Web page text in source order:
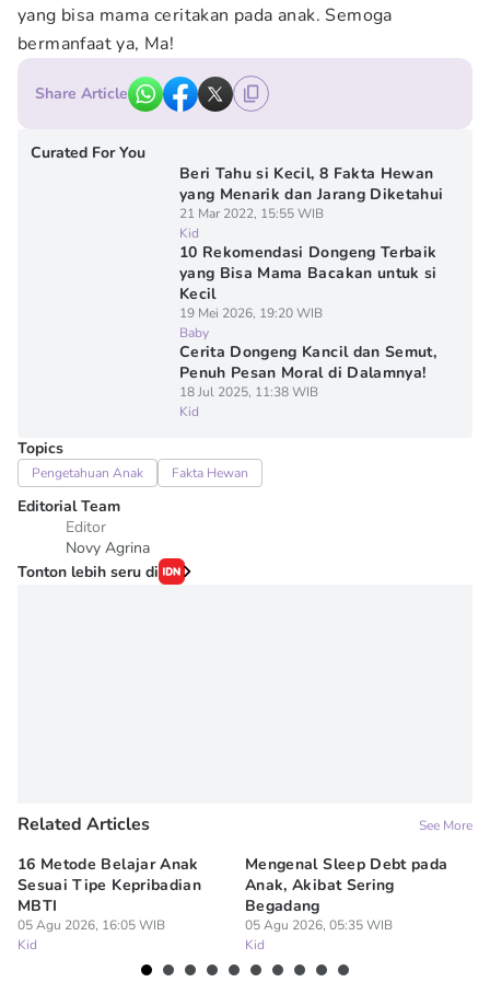
yang bisa mama ceritakan pada anak. Semoga
bermanfaat ya, Ma!
Share Article
Curated For You
Beri Tahu si Kecil, 8 Fakta Hewan
yang Menarik dan Jarang Diketahui
21 Mar 2022, 15:55 WIB
Kid
10 Rekomendasi Dongeng Terbaik
yang Bisa Mama Bacakan untuk si
Kecil
19 Mei 2026, 19:20 WIB
Baby
Cerita Dongeng Kancil dan Semut,
Penuh Pesan Moral di Dalamnya!
18 Jul 2025, 11:38 WIB
Kid
Topics
Pengetahuan Anak Fakta Hewan
Editorial Team
Editor
Novy Agrina
Tonton lebih seru di
Related Articles See More
16 Metode Belajar Anak
Sesuai Tipe Kepribadian
MBTI
05 Agu 2026, 16:05 WIB
Kid
Mengenal Sleep Debt pada
Anak, Akibat Sering
Begadang
05 Agu 2026, 05:35 WIB
Kid